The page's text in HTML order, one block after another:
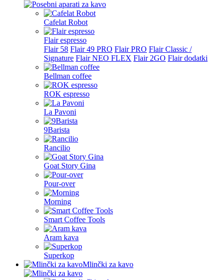
Cafelat Robot
Flair espresso
Flair 58 Flair 49 PRO Flair PRO Flair Classic /
Signature Flair NEO FLEX Flair 2GO Flair dodatki
Bellman coffee
ROK espresso
La Pavoni
9Barista
Rancilio
Goat Story Gina
Pour-over
Morning
Smart Coffee Tools
Aram kava
Superkop
Mlinčki za kavo